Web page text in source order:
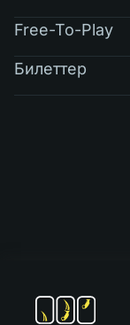
Free-To-Play
Билеттер